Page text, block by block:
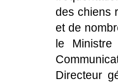
des chiens
et de
le
Directeur